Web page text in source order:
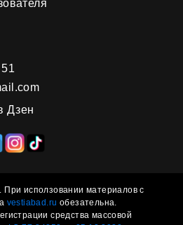
Дзен
исползовании материалов с
vestiabad.ru обезательна.
средства массовой